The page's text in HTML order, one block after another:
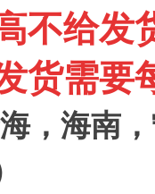
不给发
货需要
，海南